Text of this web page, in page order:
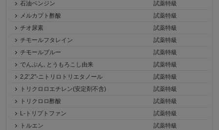
石油ベンジン
試薬特級
メルカプト酢酸
試薬特級
チオ尿素
試薬特級
チモールフタレイン
試薬特級
チモールブルー
試薬特級
でんぷん, とうもろこし由来
試薬特級
2,2',2''-ニトリロトリエタノール
試薬特級
トリクロロエチレン(安定剤不含)
試薬特級
トリクロロ酢酸
試薬特級
L-トリプトファン
試薬特級
トルエン
試薬特級